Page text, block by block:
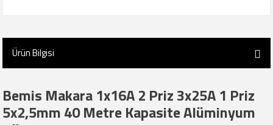
Ürün Bilgisi
Bemis Makara 1x16A 2 Priz 3x25A 1 Priz
5x2,5mm 40 Metre Kapasite Alüminyum